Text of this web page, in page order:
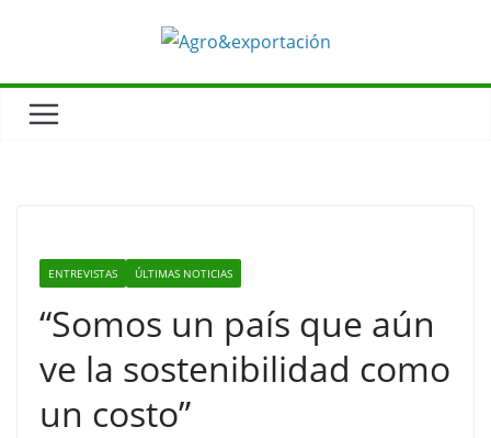
ENTREVISTAS ÚLTIMAS NOTICIAS
“Somos un país que aún
ve la sostenibilidad como
un costo”